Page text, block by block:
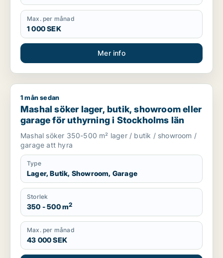
Max. per månad
1 000 SEK
Mer info
Mashal söker lager, butik, showroom eller garage för
1 mån sedan
Mashal söker lager, butik, showroom eller
garage för uthyrning i Stockholms län
Mashal söker 350-500 m² lager / butik / showroom /
garage att hyra
Type
Lager, Butik, Showroom, Garage
Storlek
350 - 500 m2
Max. per månad
43 000 SEK